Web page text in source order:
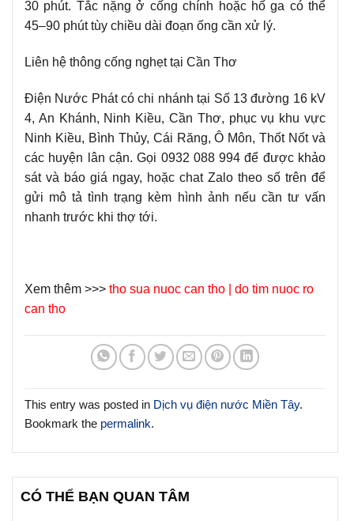
30 phút. Tắc nặng ở cống chính hoặc hố ga có thể
45–90 phút tùy chiều dài đoạn ống cần xử lý.
Liên hệ thông cống nghẹt tại Cần Thơ
Điện Nước Phát có chi nhánh tại Số 13 đường 16 kV
4, An Khánh, Ninh Kiều, Cần Thơ, phục vụ khu vực
Ninh Kiều, Bình Thủy, Cái Răng, Ô Môn, Thốt Nốt và
các huyện lân cận. Gọi 0932 088 994 để được khảo
sát và báo giá ngay, hoặc chat Zalo theo số trên để
gửi mô tả tình trạng kèm hình ảnh nếu cần tư vấn
nhanh trước khi thợ tới.
Xem thêm >>> tho sua nuoc can tho
do tim nuoc ro
can tho
This entry was posted in Dịch vụ điện nước Miền Tây.
Bookmark the permalink.
CÓ THỂ BẠN QUAN TÂM